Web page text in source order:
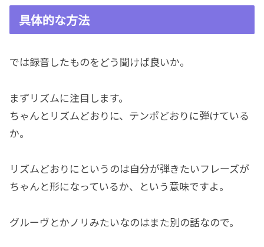
具体的な方法
では録音したものをどう聞けば良いか。
まずリズムに注目します。
ちゃんとリズムどおりに、テンポどおりに弾けている
か。
リズムどおりにというのは自分が弾きたいフレーズが
ちゃんと形になっているか、という意味ですよ。
グルーヴとかノリみたいなのはまた別の話なので。